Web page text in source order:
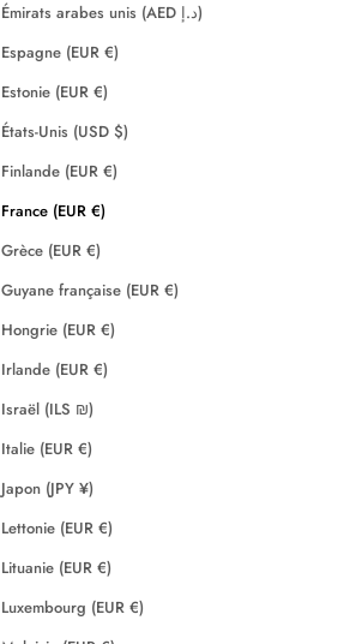
Émirats arabes unis (AED د.إ)
Espagne (EUR €)
Estonie (EUR €)
États-Unis (USD $)
Finlande (EUR €)
France (EUR €)
Grèce (EUR €)
Guyane française (EUR €)
Hongrie (EUR €)
Irlande (EUR €)
Israël (ILS ₪)
Italie (EUR €)
Japon (JPY ¥)
Lettonie (EUR €)
Lituanie (EUR €)
Luxembourg (EUR €)